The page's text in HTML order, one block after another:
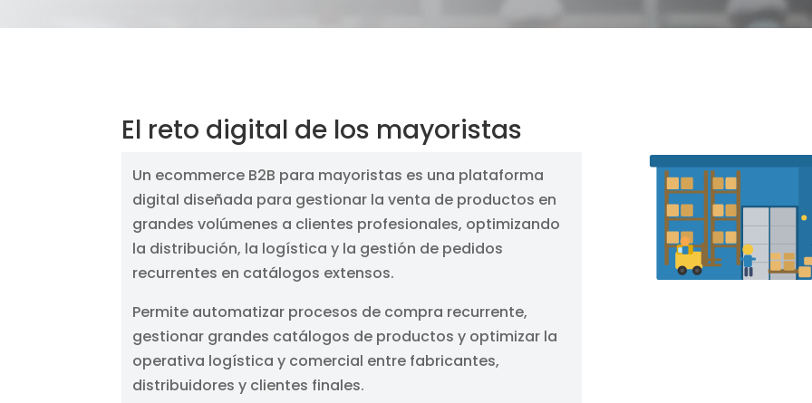
El reto digital de los mayoristas
Un ecommerce B2B para mayoristas es una plataforma
digital diseñada para gestionar la venta de productos en
grandes volúmenes a clientes profesionales, optimizando
la distribución, la logística y la gestión de pedidos
recurrentes en catálogos extensos.
Permite automatizar procesos de compra recurrente,
gestionar grandes catálogos de productos y optimizar la
operativa logística y comercial entre fabricantes,
distribuidores y clientes finales.